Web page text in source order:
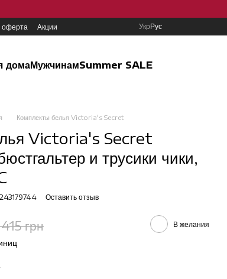
оферта Акции УкрРус
домаМужчинамSummer SALE
Комплекты белья Victoria's Secret
Victoria's Secret
и трусики чики,
Оставить отзыв
грн В желания